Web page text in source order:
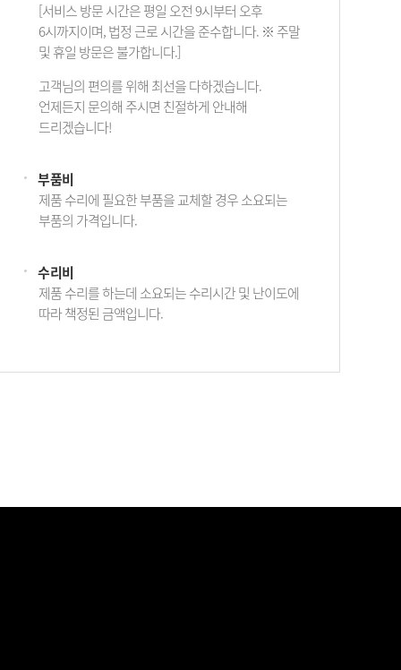
[서비스 방문 시간은 평일 오전 9시부터 오후
6시까지이며, 법정 근로 시간을 준수합니다. ※ 주말
및 휴일 방문은 불가합니다.]
고객님의 편의를 위해 최선을 다하겠습니다.
언제든지 문의해 주시면 친절하게 안내해
드리겠습니다!
부품비
제품 수리에 필요한 부품을 교체할 경우 소요되는
부품의 가격입니다.
수리비
제품 수리를 하는데 소요되는 수리시간 및 난이도에
따라 책정된 금액입니다.